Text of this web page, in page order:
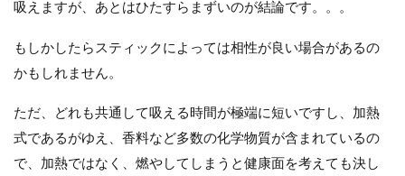
吸えますが、あとはひたすらまずいのが結論です。。。
もしかしたらスティックによっては相性が良い場合があるの
かもしれません。
ただ、どれも共通して吸える時間が極端に短いですし、加熱
式であるがゆえ、香料など多数の化学物質が含まれているの
で、加熱ではなく、燃やしてしまうと健康面を考えても決し